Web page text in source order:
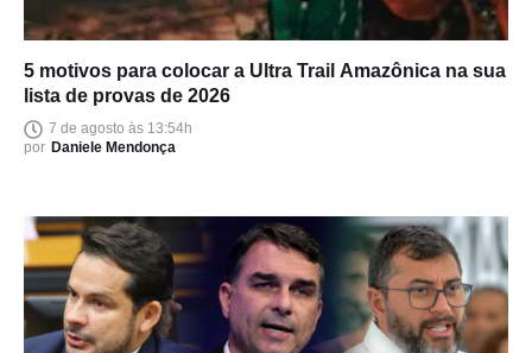
5 motivos para colocar a Ultra Trail Amazônica na sua
lista de provas de 2026
7 de agosto às 13:54h
por Daniele Mendonça